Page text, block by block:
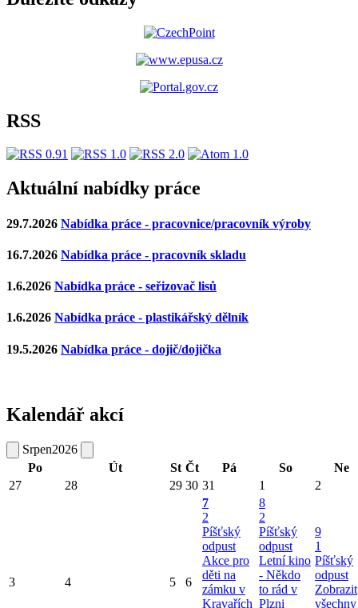
RSS
Aktuální nabídky práce
29.7.2026 Nabídka práce - pracovnice/pracovník výroby
16.7.2026 Nabídka práce - pracovník skladu
1.6.2026 Nabídka práce - seřizovač lisů
1.6.2026 Nabídka práce - plastikářský dělník
19.5.2026 Nabídka práce - dojič/dojička
Kalendář akcí
Srpen2026
Po
Út St Čt Pá So
Ne
27
28 29 30 31 1 2
3 4 5 6
7
2
Píšťský
odpust
Akce pro
děti na
zámku v
Kravařích
8
2
Píšťský
odpust
Letní kino
- Někdo
to rád v
Plzni
9
1
Píšťský
odpust
Zobrazit
všechny